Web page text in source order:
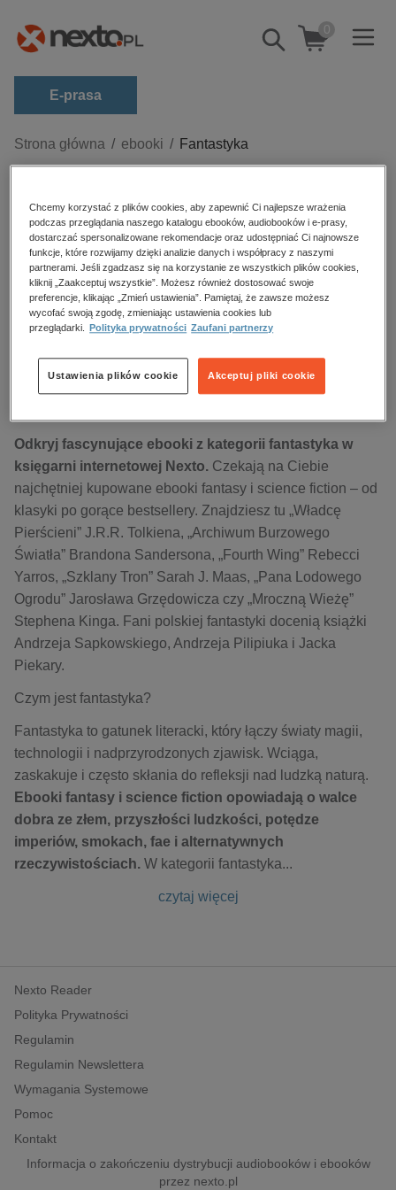
Pokaż/schowaj
wyszukiwarkę
0
E-prasa
Kategorie
Zobacz wszystkie E-prasa
budownictwo, aranżacja wnętrz
biznesowe, branżowe, gospodarka
darmowe wydania
dzienniki
edukacja
komputery, internet, technologie, informatyka
kobiece, lifestyle, kultura
polityka, społeczno-informacyjne
psychologiczne
inne
popularno-naukowe
zdrowie
religie
Strona główna ebooki Fantastyka
Fantastyka – ebooki
Ebooki fantastyczne – bestsellery fantasy i science
Odkryj fascynujące ebooki z kategorii fantastyka w
księgarni internetowej Nexto. Czekają na Ciebie
najchętniej kupowane ebooki fantasy i science fiction – od
klasyki po gorące bestsellery. Znajdziesz tu „Władcę
Pierścieni” J.R.R. Tolkiena, „Archiwum Burzowego
Światła” Brandona Sandersona, „Fourth Wing” Rebecci
Yarros, „Szklany Tron” Sarah J. Maas, „Pana Lodowego
Ogrodu” Jarosława Grzędowicza czy „Mroczną Wieżę”
Stephena Kinga. Fani polskiej fantastyki docenią książki
Andrzeja Sapkowskiego, Andrzeja Pilipiuka i Jacka
Piekary.
Czym jest fantastyka?
Fantastyka to gatunek literacki, który łączy światy magii,
technologii i nadprzyrodzonych zjawisk. Wciąga,
zaskakuje i często skłania do refleksji nad ludzką naturą.
Ebooki fantasy i science fiction opowiadają o walce
dobra ze złem, przyszłości ludzkości, potędze
imperiów, smokach, fae i alternatywnych
rzeczywistościach. W kategorii fantastyka...
czytaj więcej
Sortowanie Filtrowanie
Brak produktów.
Nexto Reader
Polityka Prywatności
Regulamin
Regulamin Newslettera
Wymagania Systemowe
Pomoc
Kontakt
Informacja o zakończeniu dystrybucji audiobooków i ebooków
przez nexto.pl
Chcemy korzystać z plików cookies, aby zapewnić Ci najlepsze wrażenia
podczas przeglądania naszego katalogu ebooków, audiobooków i e-prasy,
dostarczać spersonalizowane rekomendacje oraz udostępniać Ci najnowsze
funkcje, które rozwijamy dzięki analizie danych i współpracy z naszymi
partnerami. Jeśli zgadzasz się na korzystanie ze wszystkich plików cookies,
kliknij „Zaakceptuj wszystkie”. Możesz również dostosować swoje
preferencje, klikając „Zmień ustawienia”. Pamiętaj, że zawsze możesz
wycofać swoją zgodę, zmieniając ustawienia cookies lub
przeglądarki.
Polityka prywatności Zaufani partnerzy
Akceptuj pliki cookie
Ustawienia plików cookie